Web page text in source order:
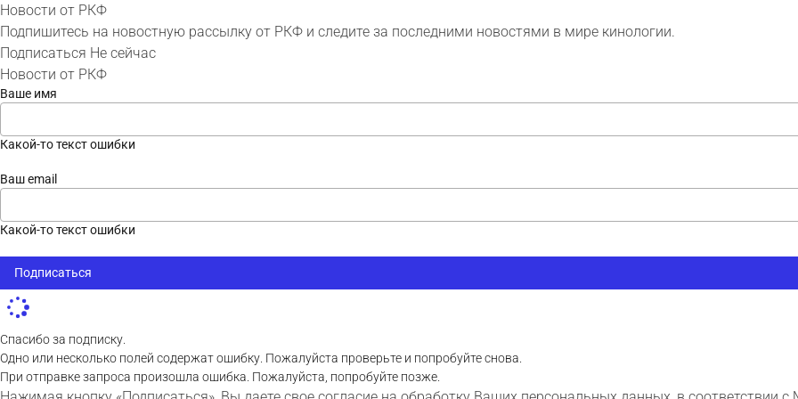
Новости от РКФ
Подпишитесь на новостную рассылку от РКФ и следите за последними новостями в мире кинологии.
Подписаться Не сейчас
Новости от РКФ
Ваше имя
Какой-то текст ошибки
Ваш email
Какой-то текст ошибки
Подписаться
Спасибо за подписку.
Одно или несколько полей содержат ошибку. Пожалуйста проверьте и попробуйте снова.
При отправке запроса произошла ошибка. Пожалуйста, попробуйте позже.